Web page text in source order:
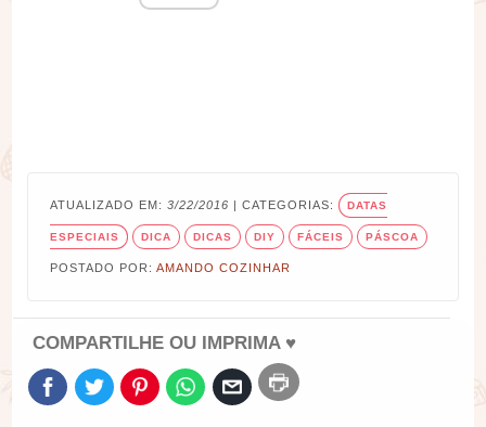
ATUALIZADO EM:3/22/2016 | CATEGORIAS: DATAS
ESPECIAIS DICA DICAS DIY FÁCEIS PÁSCOA
POSTADO POR:AMANDO COZINHAR
COMPARTILHE OU IMPRIMA ♥